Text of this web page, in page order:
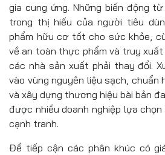
gia cung ứng. Những biến động
trong thị hiếu của người tiêu
phẩm hữu cơ tốt cho sức khỏe,
về an toàn thực phẩm và truy
các nhà sản xuất phải thay đổi.
vào vùng nguyên liệu sạch, chuẩn
và xây dựng thương hiệu bài bản
được nhiều doanh nghiệp lựa
cạnh tranh.
Để tiếp cận các phân khúc có